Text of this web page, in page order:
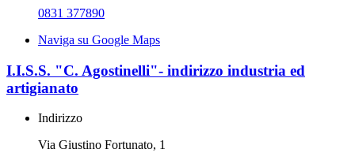
0831 377890
Naviga su Google Maps
I.I.S.S. "C. Agostinelli"- indirizzo industria ed
artigianato
Indirizzo
Via Giustino Fortunato, 1